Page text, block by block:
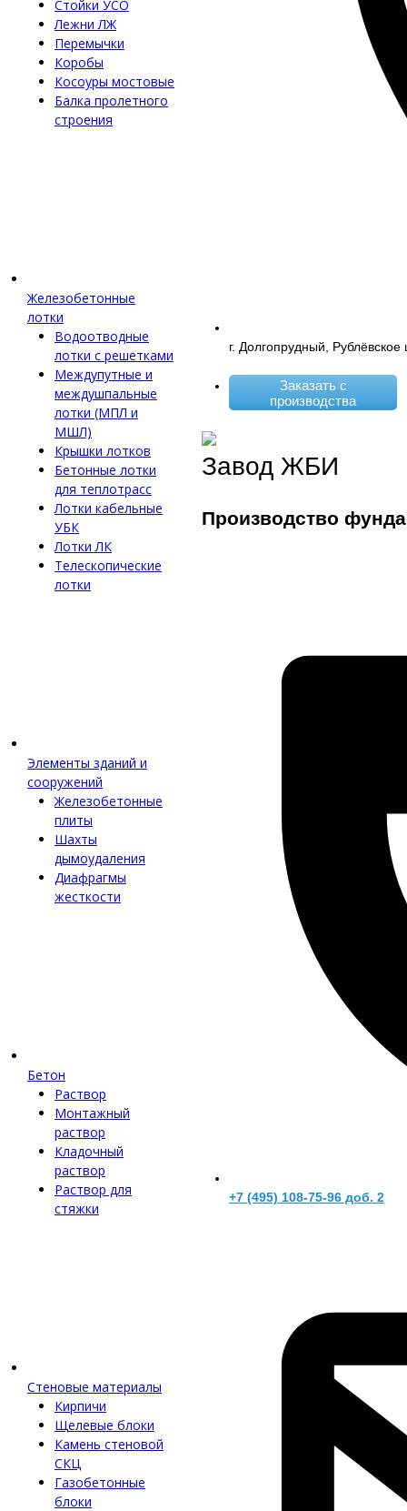
Стойки УСО
Лежни ЛЖ
Перемычки
Коробы
Косоуры мостовые
Балка пролетного
строения
Железобетонные
лотки
Водоотводные
лотки с решетками
Междупутные и
междушпальные
лотки (МПЛ и
МШЛ)
Крышки лотков
Бетонные лотки
для теплотрасс
Лотки кабельные
УБК
Лотки ЛК
Телескопические
лотки
Элементы зданий и
сооружений
Железобетонные
плиты
Шахты
дымоудаления
Диафрагмы
жесткости
Бетон
Раствор
Монтажный
раствор
Кладочный
раствор
Раствор для
стяжки
Стеновые материалы
Кирпичи
Щелевые блоки
Камень стеновой
СКЦ
Газобетонные
блоки
г. Долгопрудный,
Заказать с
производства
Завод ЖБИ
Производство
+7 (495) 108-75-96 доб. 2